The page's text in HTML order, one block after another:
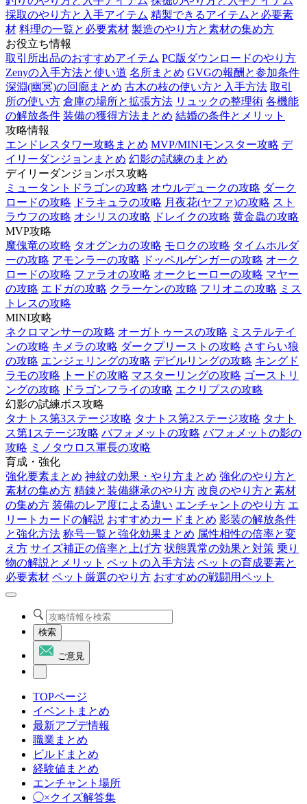
採取のやり方と入手アイテム 精製できるアイテムと必要素
材 料理の一覧と必要素材 製造のやり方と素材の集め方
お役立ち情報
取引所出品のおすすめアイテム PC版ダウンロードのやり方
Zenyの入手方法と使い道 名所まとめ GVGの報酬と参加条件
深淵(幽冥)の回廊まとめ 古木の枝の使い方と入手方法 取引
所の使い方 倉庫の場所と拡張方法 リュックの整理術 各機能
の解放条件 装備の獲得方法まとめ 結婚の条件とメリット
攻略情報
エンドレスタワー攻略まとめ MVP/MINIモンスター攻略 デ
イリーダンジョンまとめ 幻影の試練のまとめ
デイリーダンジョンボス攻略
ミュータントドラゴンの攻略 オウルデュークの攻略 ダーク
ロードの攻略 ドラキュラの攻略 月夜花(ヤファ)の攻略 スト
ラウフの攻略 オシリスの攻略 ドレイクの攻略 黄金蟲の攻略
MVP攻略
魔傀竜の攻略 タオグンカの攻略 モロクの攻略 タイムホルダ
ーの攻略 アモンラーの攻略 ドッペルゲンガーの攻略 オーク
ロードの攻略 ファラオの攻略 オークヒーローの攻略 マヤー
の攻略 エドガの攻略 クラーケンの攻略 フリオニの攻略 ミス
トレスの攻略
MINI攻略
ネクロマンサーの攻略 オーガトゥースの攻略 ミステルテイ
ンの攻略 キメラの攻略 ダークプリーストの攻略 さすらい狼
の攻略 エンジェリングの攻略 デビルリングの攻略 キングド
ラモの攻略
トードの攻略 マスターリングの攻略 ゴーストリ
ングの攻略 ドラゴンフライの攻略 エクリプスの攻略
幻影の試練ボス攻略
タナトス第3ステージ攻略 タナトス第2ステージ攻略 タナト
ス第1ステージ攻略 バフォメットの攻略 バフォメットの影の
攻略 ミノタウロス軍長の攻略
育成・強化
強化要素まとめ 神紋の効果・やり方まとめ 強化のやり方と
素材の集め方 精錬と装備継承のやり方 改良のやり方と素材
の集め方 装備のレア度による違い エンチャントのやり方 エ
リートカードの解説 おすすめカードまとめ 影装の解放条件
と強化方法 称号一覧と強化効果まとめ 属性相性の倍率と変
え方 サイズ補正の倍率と上げ方 状態異常の効果と対策 乗り
物の解説とメリット ペットの入手方法 ペットの育成要素と
必要素材 ペット厳選のやり方 おすすめの戦闘用ペット
検索
ご意見
TOPページ
イベントまとめ
最新アプデ情報
職業まとめ
ビルドまとめ
経験値まとめ
エンチャント場所
◯×クイズ解答集